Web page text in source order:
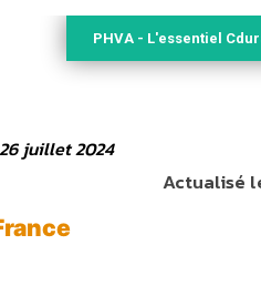
PHVA - L'essentiel
26 juillet 2024
Actualisé